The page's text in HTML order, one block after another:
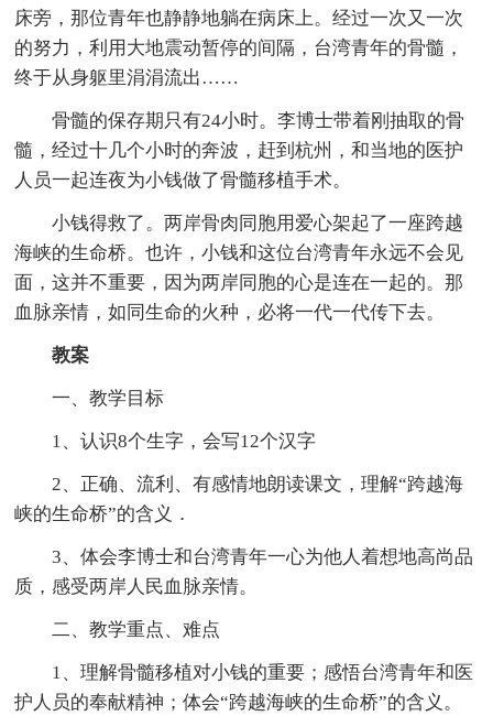
床旁，那位青年也静静地躺在病床上。经过一次又一次
的努力，利用大地震动暂停的间隔，台湾青年的骨髓，
终于从身躯里涓涓流出……
骨髓的保存期只有24小时。李博士带着刚抽取的骨
髓，经过十几个小时的奔波，赶到杭州，和当地的医护
人员一起连夜为小钱做了骨髓移植手术。
小钱得救了。两岸骨肉同胞用爱心架起了一座跨越
海峡的生命桥。也许，小钱和这位台湾青年永远不会见
面，这并不重要，因为两岸同胞的心是连在一起的。那
血脉亲情，如同生命的火种，必将一代一代传下去。
教案
一、教学目标
1、认识8个生字，会写12个汉字
2、正确、流利、有感情地朗读课文，理解“跨越海
峡的生命桥”的含义．
3、体会李博士和台湾青年一心为他人着想地高尚品
质，感受两岸人民血脉亲情。
二、教学重点、难点
1、理解骨髓移植对小钱的重要；感悟台湾青年和医
护人员的奉献精神；体会“跨越海峡的生命桥”的含义。